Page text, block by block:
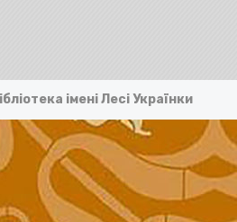
імені Лесі Українки